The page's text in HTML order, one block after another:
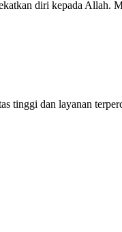
diri kepada Allah.
tinggi dan layanan